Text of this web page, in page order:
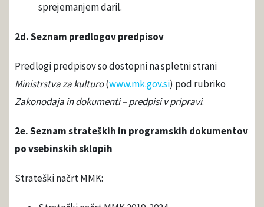
sprejemanjem daril.
2d. Seznam predlogov predpisov
Predlogi predpisov so dostopni na spletni strani
Ministrstva za kulturo(www.mk.gov.si) pod rubriko
Zakonodaja in dokumenti – predpisi v pripravi.
2e. Seznam strateških in programskih dokumentov
po vsebinskih sklopih
Strateški načrt MMK: